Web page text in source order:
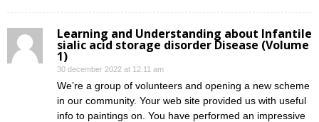
Learning and Understanding about Infantile
sialic acid storage disorder Disease (Volume
1)
30 december 2022 at 12:11 am
We’re a group of volunteers and opening a new scheme
in our community. Your web site provided us with useful
info to paintings on. You have performed an impressive